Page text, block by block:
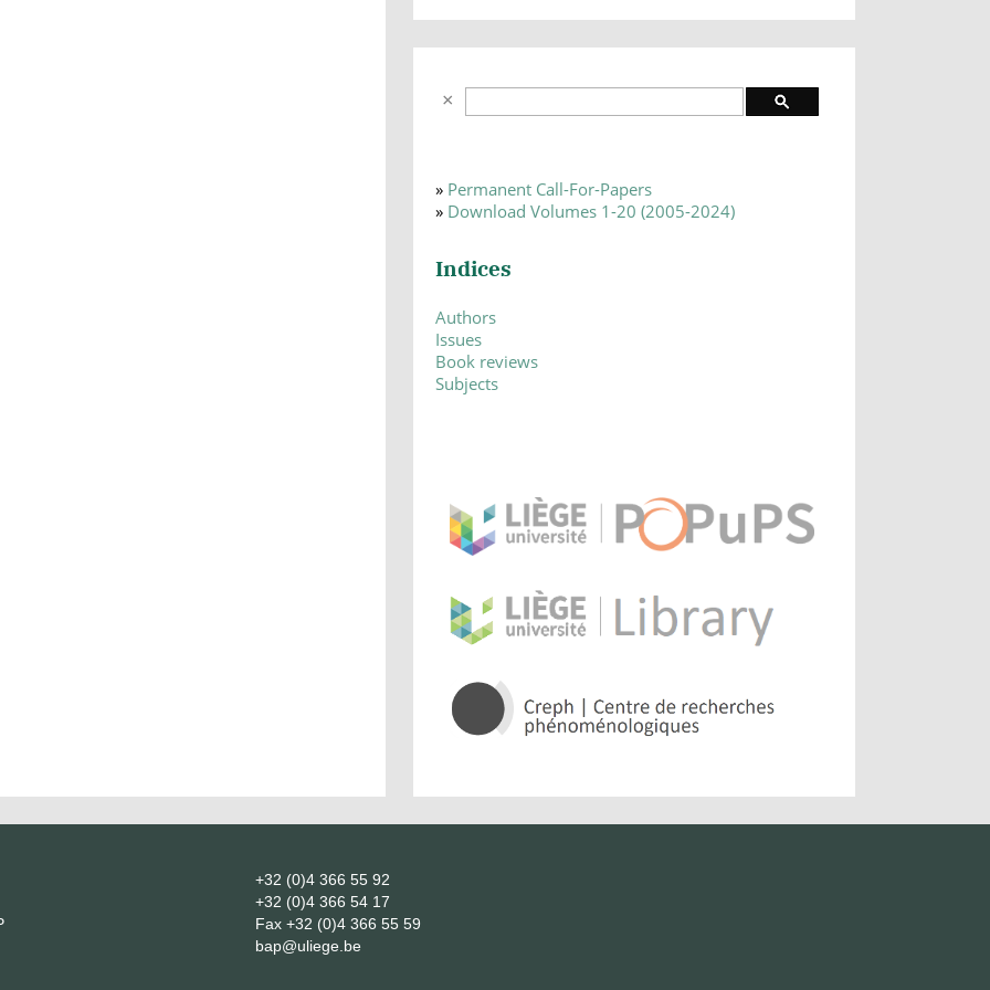
» Permanent Call-For-Papers
» Download Volumes 1-20 (2005-2024)
Indices
Authors
Issues
Book reviews
Subjects
+32 (0)4 366 55 92
+32 (0)4 366 54 17
Fax +32 (0)4 366 55 59
bap@uliege.be